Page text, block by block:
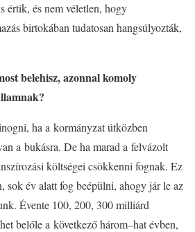
értik, és nem véletlen, hogy
birtokában tudatosan hangsúlyozták,
belehisz, azonnal komoly
ha a kormányzat útközben
a bukásra. De ha marad a felvázolt
költségei csökkenni fognak. Ez
sok év alatt fog beépülni, ahogy jár le az
Évente 100, 200, 300 milliárd
belőle a következő három–hat évben,